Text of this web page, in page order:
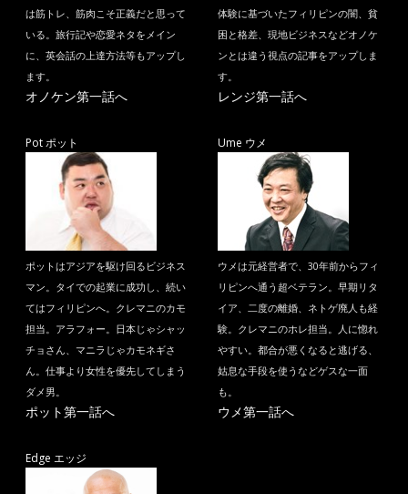
は筋トレ、筋肉こそ正義だと思って
いる。旅行記や恋愛ネタをメイン
に、英会話の上達方法等もアップし
ます。
オノケン第一話へ
体験に基づいたフィリピンの闇、貧
困と格差、現地ビジネスなどオノケ
ンとは違う視点の記事をアップしま
す。
レンジ第一話へ
Pot ポット
ポットはアジアを駆け回るビジネス
マン。タイでの起業に成功し、続い
てはフィリピンへ。クレマニのカモ
担当。アラフォー。日本じゃシャッ
チョさん、マニラじゃカモネギさ
ん。仕事より女性を優先してしまう
ダメ男。
ポット第一話へ
Ume ウメ
ウメは元経営者で、30年前からフィ
リピンへ通う超ベテラン。早期リタ
イア、二度の離婚、ネトゲ廃人も経
験。クレマニのホレ担当。人に惚れ
やすい。都合が悪くなると逃げる、
姑息な手段を使うなどゲスな一面
も。
ウメ第一話へ
Edge エッジ